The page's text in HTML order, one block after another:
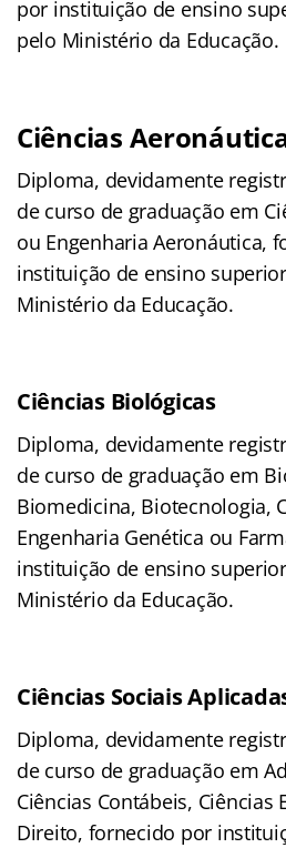
por instituição de ensino
pelo Ministério da Educação.
Ciências
Diploma, devidamente
de curso de graduação em
ou Engenharia Aeronáutica,
instituição de ensino
Ministério da Educação.
Ciências Biológicas
Diploma, devidamente
de curso de graduação em
Biomedicina, Biotecnologia,
Engenharia Genética ou
instituição de ensino
Ministério da Educação.
Ciências Sociais
Diploma, devidamente
de curso de graduação em
Ciências Contábeis, Ciências
Direito, fornecido por